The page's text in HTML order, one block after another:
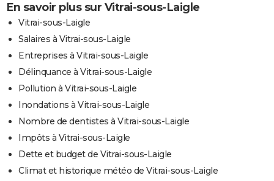
En savoir plus sur Vitrai-sous-Laigle
Vitrai-sous-Laigle
Salaires à Vitrai-sous-Laigle
Entreprises à Vitrai-sous-Laigle
Délinquance à Vitrai-sous-Laigle
Pollution à Vitrai-sous-Laigle
Inondations à Vitrai-sous-Laigle
Nombre de dentistes à Vitrai-sous-Laigle
Impôts à Vitrai-sous-Laigle
Dette et budget de Vitrai-sous-Laigle
Climat et historique météo de Vitrai-sous-Laigle